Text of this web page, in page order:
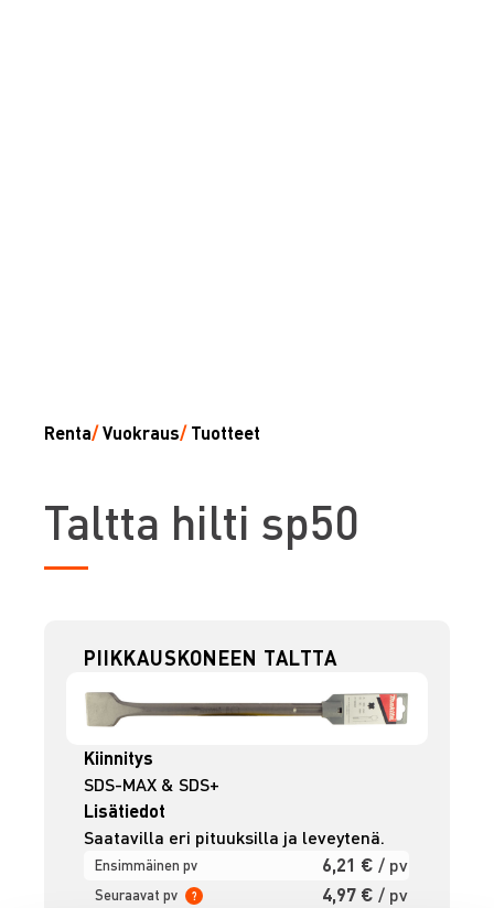
Renta/Vuokraus/ Tuotteet
Taltta hilti sp50
PIIKKAUSKONEEN TALTTA
Kiinnitys
SDS-MAX & SDS+
Lisätiedot
Saatavilla eri pituuksilla ja leveytenä.
Ensimmäinen pv 6,21 € / pv
Seuraavat pv ? 4,97 € / pv